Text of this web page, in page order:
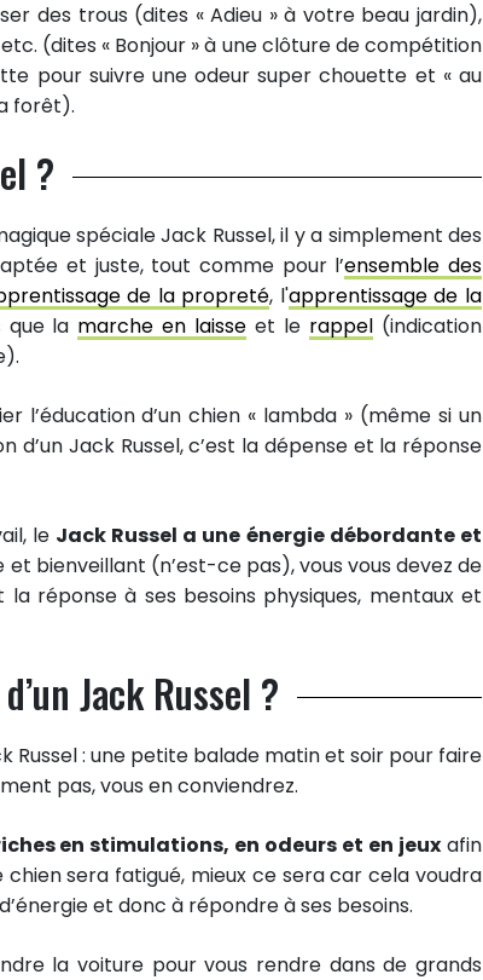
des trous (dites « Adieu » à votre beau jardin),
(dites « Bonjour » à une clôture de compétition
pour suivre une odeur super chouette et « au
forêt).
?
spéciale Jack Russel, il y a simplement des
et juste, tout comme pour l’ensemble des
de la propreté, l'apprentissage de la
que la marche en laisse et le rappel (indication
l’éducation d’un chien « lambda » (même si un
d’un Jack Russel, c’est la dépense et la réponse
le Jack Russel a une énergie débordante et
bienveillant (n’est-ce pas), vous vous devez de
réponse à ses besoins physiques, mentaux et
Jack Russel ?
Russel : une petite balade matin et soir pour faire
pas, vous en conviendrez.
en stimulations, en odeurs et en jeux afin
sera fatigué, mieux ce sera car cela voudra
et donc à répondre à ses besoins.
la voiture pour vous rendre dans de grands